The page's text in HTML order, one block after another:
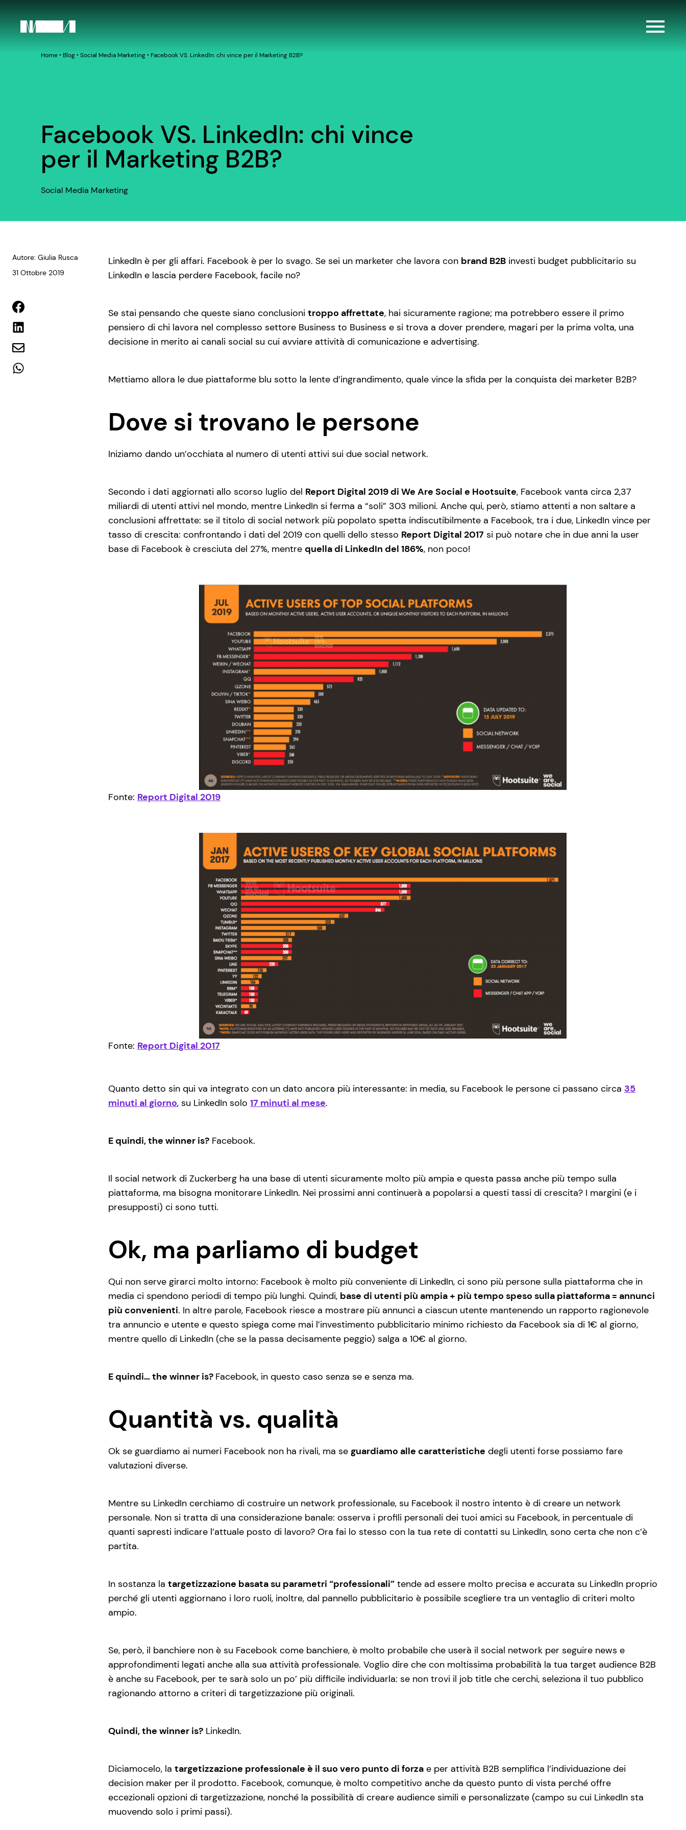
Home‣ Blog‣Social Media Marketing‣ Facebook VS. LinkedIn: chi vince per il Marketing B2B?
Facebook VS. LinkedIn: chi vince
per il Marketing B2B?
Social Media Marketing
Autore: Giulia Rusca
31 Ottobre 2019
LinkedIn è per gli affari. Facebook è per lo svago. Se sei un marketer che lavora con brand B2B investi budget pubblicitario su
LinkedIn e lascia perdere Facebook, facile no?
Se stai pensando che queste siano conclusioni troppo affrettate, hai sicuramente ragione; ma potrebbero essere il primo
pensiero di chi lavora nel complesso settore Business to Business e si trova a dover prendere, magari per la prima volta, una
decisione in merito ai canali social su cui avviare attività di comunicazione e advertising.
Mettiamo allora le due piattaforme blu sotto la lente d’ingrandimento, quale vince la sfida per la conquista dei marketer B2B?
Dove si trovano le persone
Iniziamo dando un’occhiata al numero di utenti attivi sui due social network.
Secondo i dati aggiornati allo scorso luglio del Report Digital 2019 di We Are Social e Hootsuite, Facebook vanta circa 2,37
miliardi di utenti attivi nel mondo, mentre LinkedIn si ferma a “soli” 303 milioni. Anche qui, però, stiamo attenti a non saltare a
conclusioni affrettate: se il titolo di social network più popolato spetta indiscutibilmente a Facebook, tra i due, LinkedIn vince per
tasso di crescita: confrontando i dati del 2019 con quelli dello stesso Report Digital 2017 si può notare che in due anni la user
base di Facebook è cresciuta del 27%, mentre quella di LinkedIn del 186%, non poco!
Fonte: Report Digital 2019
Fonte: Report Digital 2017
Quanto detto sin qui va integrato con un dato ancora più interessante: in media, su Facebook le persone ci passano circa 35
minuti al giorno, su LinkedIn solo 17 minuti al mese.
E quindi, the winner is? Facebook.
Il social network di Zuckerberg ha una base di utenti sicuramente molto più ampia e questa passa anche più tempo sulla
piattaforma, ma bisogna monitorare LinkedIn. Nei prossimi anni continuerà a popolarsi a questi tassi di crescita? I margini (e i
presupposti) ci sono tutti.
Ok, ma parliamo di budget
Qui non serve girarci molto intorno: Facebook è molto più conveniente di LinkedIn, ci sono più persone sulla piattaforma che in
media ci spendono periodi di tempo più lunghi. Quindi, base di utenti più ampia + più tempo speso sulla piattaforma = annunci
più convenienti. In altre parole, Facebook riesce a mostrare più annunci a ciascun utente mantenendo un rapporto ragionevole
tra annuncio e utente e questo spiega come mai l’investimento pubblicitario minimo richiesto da Facebook sia di 1€ al giorno,
mentre quello di LinkedIn (che se la passa decisamente peggio) salga a 10€ al giorno.
E quindi… the winner is? Facebook, in questo caso senza se e senza ma.
Quantità vs. qualità
Ok se guardiamo ai numeri Facebook non ha rivali, ma se guardiamo alle caratteristiche degli utenti forse possiamo fare
valutazioni diverse.
Mentre su LinkedIn cerchiamo di costruire un network professionale, su Facebook il nostro intento è di creare un network
personale. Non si tratta di una considerazione banale: osserva i profili personali dei tuoi amici su Facebook, in percentuale di
quanti sapresti indicare l’attuale posto di lavoro? Ora fai lo stesso con la tua rete di contatti su LinkedIn, sono certa che non c’è
partita.
In sostanza la targetizzazione basata su parametri “professionali” tende ad essere molto precisa e accurata su LinkedIn proprio
perché gli utenti aggiornano i loro ruoli, inoltre, dal pannello pubblicitario è possibile scegliere tra un ventaglio di criteri molto
ampio.
Se, però, il banchiere non è su Facebook come banchiere, è molto probabile che userà il social network per seguire news e
approfondimenti legati anche alla sua attività professionale. Voglio dire che con moltissima probabilità la tua target audience B2B
è anche su Facebook, per te sarà solo un po’ più difficile individuarla: se non trovi il job title che cerchi, seleziona il tuo pubblico
ragionando attorno a criteri di targetizzazione più originali.
Quindi, the winner is? LinkedIn.
Diciamocelo, la targetizzazione professionale è il suo vero punto di forza e per attività B2B semplifica l’individuazione dei
decision maker per il prodotto. Facebook, comunque, è molto competitivo anche da questo punto di vista perché offre
eccezionali opzioni di targetizzazione, nonché la possibilità di creare audience simili e personalizzate (campo su cui LinkedIn sta
muovendo solo i primi passi).